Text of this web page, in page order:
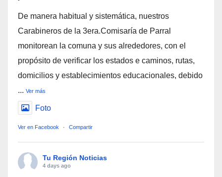
De manera habitual y sistemática, nuestros
Carabineros de la 3era.Comisaría de Parral
monitorean la comuna y sus alrededores, con el
propósito de verificar los estados e caminos, rutas,
domicilios y establecimientos educacionales, debido
... Ver más
Foto
Ver en Facebook · Compartir
Tu Región Noticias
4 days ago